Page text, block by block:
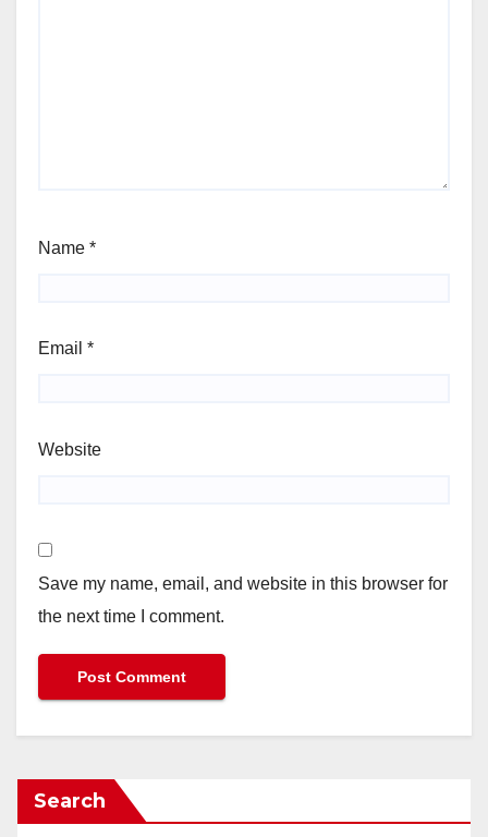
Name *
Email *
Website
Save my name, email, and website in this browser for
the next time I comment.
Search